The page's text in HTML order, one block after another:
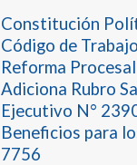
Constitución
Código de
Reforma
Adiciona Rubro
Ejecutivo N°
Beneficios para
7756